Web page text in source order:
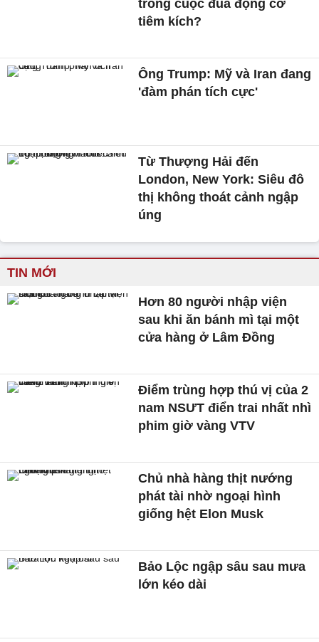
trong cuộc đua động cơ
tiêm kích?
Ông Trump: Mỹ và Iran đang
'đàm phán tích cực'
Từ Thượng Hải đến
London, New York: Siêu đô
thị không thoát cảnh ngập
úng
TIN MỚI
Hơn 80 người nhập viện
sau khi ăn bánh mì tại một
cửa hàng ở Lâm Đồng
Điểm trùng hợp thú vị của 2
nam NSƯT điển trai nhất nhì
phim giờ vàng VTV
Chủ nhà hàng thịt nướng
phát tài nhờ ngoại hình
giống hệt Elon Musk
Bảo Lộc ngập sâu sau mưa
lớn kéo dài